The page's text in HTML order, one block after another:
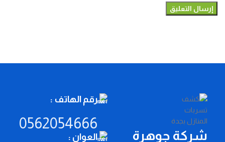
شركة جوهرة
رقم الهاتف :
0562054666
العوان :